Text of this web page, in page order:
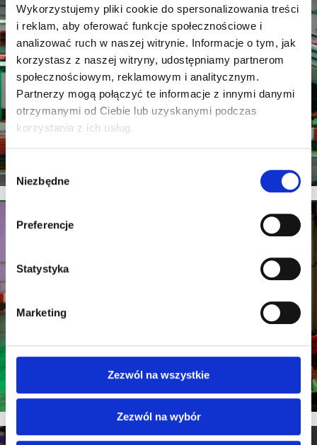
Wykorzystujemy pliki cookie do spersonalizowania treści
i reklam, aby oferować funkcje społecznościowe i
analizować ruch w naszej witrynie. Informacje o tym, jak
korzystasz z naszej witryny, udostępniamy partnerom
społecznościowym, reklamowym i analitycznym.
Partnerzy mogą połączyć te informacje z innymi danymi
otrzymanymi od Ciebie lub uzyskanymi podczas
korzystania z ich usług.
Wybór
zgody
Niezbędne
Preferencje
Statystyka
Marketing
Zezwól na wszystkie
Zezwól na wybór